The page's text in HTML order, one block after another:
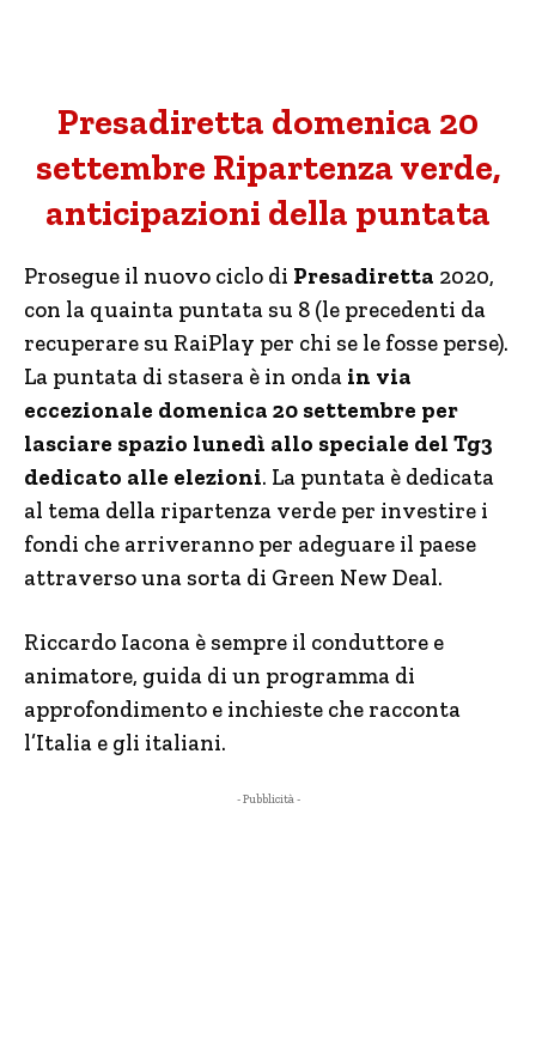
Presadiretta domenica 20
settembre Ripartenza verde,
anticipazioni della puntata
Prosegue il nuovo ciclo di Presadiretta 2020,
con la quainta puntata su 8 (le precedenti da
recuperare su RaiPlay per chi se le fosse perse).
La puntata di stasera è in onda in via
eccezionale domenica 20 settembre per
lasciare spazio lunedì allo speciale del Tg3
dedicato alle elezioni. La puntata è dedicata
al tema della ripartenza verde per investire i
fondi che arriveranno per adeguare il paese
attraverso una sorta di Green New Deal.
Riccardo Iacona è sempre il conduttore e
animatore, guida di un programma di
approfondimento e inchieste che racconta
l’Italia e gli italiani.
- Pubblicità -